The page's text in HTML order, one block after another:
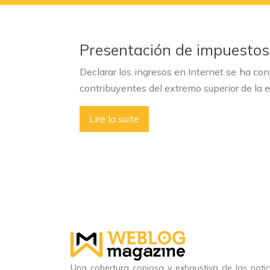
Presentación de
Declarar los ingresos en Internet se ha
contribuyentes del extremo superior de la
Lire la suite
Una cobertura copiosa y exhaustiva de las